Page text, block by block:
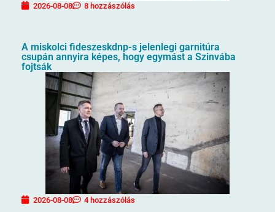
2026-08-08 8 hozzászólás
A miskolci fideszeskdnp-s jelenlegi garnitúra
csupán annyira képes, hogy egymást a Szinvába
fojtsák
2026-08-08 4 hozzászólás